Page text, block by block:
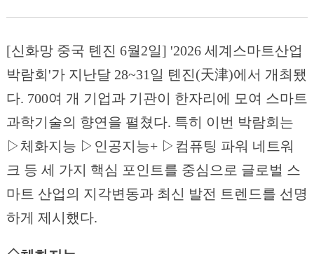
[신화망 중국 톈진 6월2일] '2026 세계스마트산업
박람회'가 지난달 28~31일 톈진(天津)에서 개최됐
다. 700여 개 기업과 기관이 한자리에 모여 스마트
과학기술의 향연을 펼쳤다. 특히 이번 박람회는
▷체화지능 ▷인공지능+ ▷컴퓨팅 파워 네트워
크 등 세 가지 핵심 포인트를 중심으로 글로벌 스
마트 산업의 지각변동과 최신 발전 트렌드를 선명
하게 제시했다.